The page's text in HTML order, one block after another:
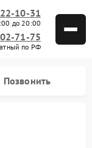
10-31
до 20:00
71-75
по РФ
Позвонить